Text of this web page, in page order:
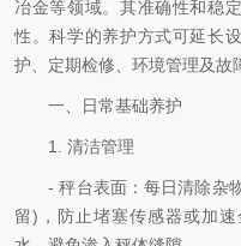
冶金等领域。其准确性和稳
性。科学的养护方式可延长
护、定期检修、环境管理及故
一、日常基础养护
1. 清洁管理
- 秤台表面：每日清除杂物
留)，防止堵塞传感器或加